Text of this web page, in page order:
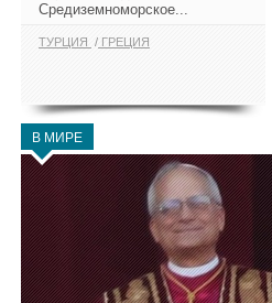
Средиземноморское...
ТУРЦИЯ ГРЕЦИЯ
В МИРЕ